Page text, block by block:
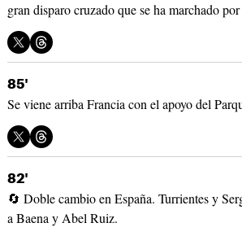
gran disparo cruzado que se ha marchado
85'
Se viene arriba Francia con el apoyo del
82'
🔄 Doble cambio en España. Turrientes y
a Baena y Abel Ruiz.